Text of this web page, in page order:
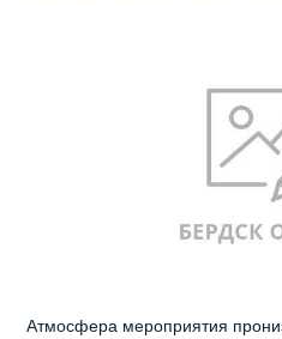
Атмосфера мероприятия